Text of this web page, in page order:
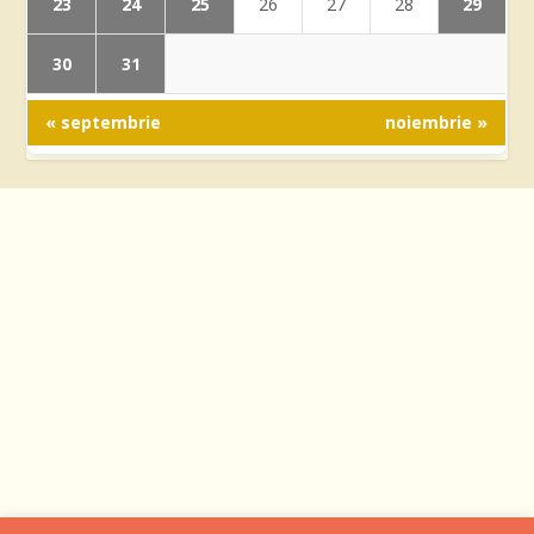
26 27 28
30 31
« septembrie noiembrie »